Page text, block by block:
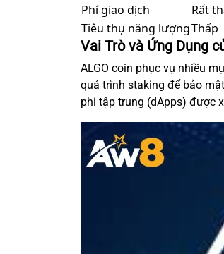
Phí giao dịch
Rất
Tiêu thụ năng lượngThấp
Vai Trò và Ứng Dụng
ALGO coin phục vụ nhiều
quá trình staking để bảo
phi tập trung (dApps) được